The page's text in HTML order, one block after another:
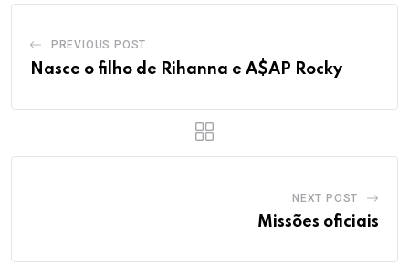
PREVIOUS POST
Nasce o filho de Rihanna e A$AP Rocky
NEXT POST
Missões oficiais